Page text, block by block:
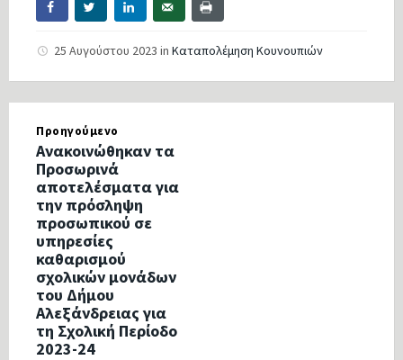
25 Αυγούστου 2023 in Καταπολέμηση Κουνουπιών
Προηγούμενο
Ανακοινώθηκαν τα
Προσωρινά
αποτελέσματα για
την πρόσληψη
προσωπικού σε
υπηρεσίες
καθαρισμού
σχολικών μονάδων
του Δήμου
Αλεξάνδρειας για
τη Σχολική Περίοδο
2023-24